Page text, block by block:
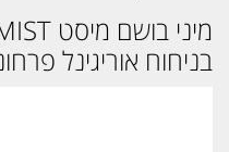
בניחוח אוריגינל